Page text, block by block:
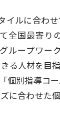
イルに合わ
全国最寄り
ループワー
る人材を目
個別指導コ
に合わせた